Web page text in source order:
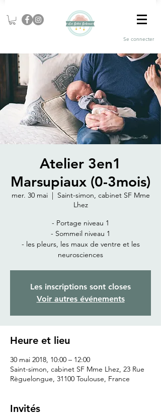
Se connecter
Atelier 3en1
Marsupiaux (0-3mois)
mer. 30 mai
  |
Saint-simon, cabinet SF Mme
Lhez
- Portage niveau 1
- Sommeil niveau 1
- les pleurs, les maux de ventre et les
neurosciences
Les inscriptions sont closes
Voir autres événements
Heure et lieu
30 mai 2018, 10:00 – 12:00
Saint-simon, cabinet SF Mme Lhez, 23 Rue
Règuelongue, 31100 Toulouse, France
Invités